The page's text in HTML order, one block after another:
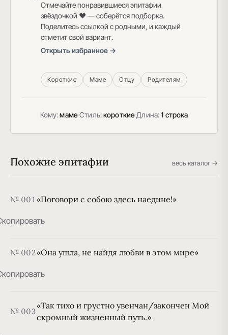
Отмечайте понравившиеся эпитафии
звёздочкой ♥ — соберётся подборка.
Поделитесь ссылкой с родными, и каждый
отметит свой вариант.
Открыть избранное →
Короткие Маме Отцу Родителям
Кому:маме·Стиль:короткие·Длина:1 строка
Похожие эпитафии весь каталог →
№ 001 «Поговори с собою здесь наедине!»
№ 002«Она ушла, не найдя любви в этом мире»
№ 003
«Так тихо и грустно увенчан/закончен Мой
скромный жизненный путь.»